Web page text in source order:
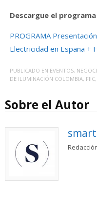
Descargue el
PROGRAMA
Electricidad en España +
PUBLICADO EN EVENTOS,
DE ILUMINACIÓN COLOMBIA, FIIC,
Sobre el Autor